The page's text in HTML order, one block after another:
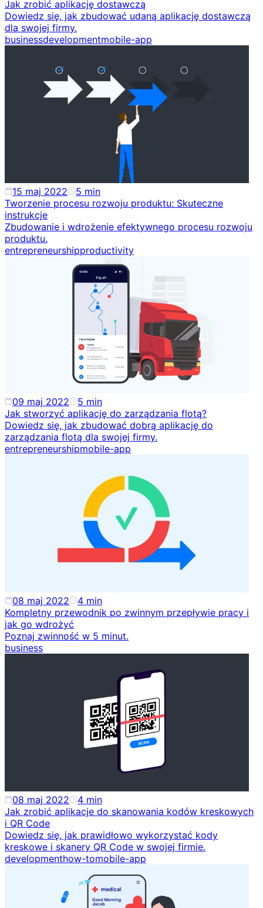
Jak zrobić aplikację dostawczą
Dowiedz się, jak zbudować udaną aplikację dostawczą
dla swojej firmy.
businessdevelopmentmobile-app
15 maj 2022 5 min
Tworzenie procesu rozwoju produktu: Skuteczne
instrukcje
Zbudowanie i wdrożenie efektywnego procesu rozwoju
produktu.
entrepreneurshipproductivity
09 maj 2022 5 min
Jak stworzyć aplikację do zarządzania flotą?
Dowiedz się, jak zbudować dobrą aplikację do
zarządzania flotą dla swojej firmy.
entrepreneurshipmobile-app
08 maj 2022 4 min
Kompletny przewodnik po zwinnym przepływie pracy i
jak go wdrożyć
Poznaj zwinność w 5 minut.
business
08 maj 2022 4 min
Jak zrobić aplikacje do skanowania kodów kreskowych
i QR Code
Dowiedz się, jak prawidłowo wykorzystać kody
kreskowe i skanery QR Code w swojej firmie.
developmenthow-tomobile-app